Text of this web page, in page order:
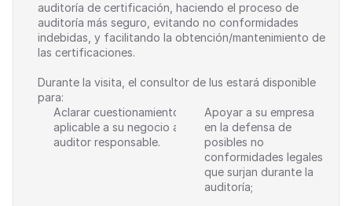
auditoría de certificación, haciendo el proceso de
auditoría más seguro, evitando no conformidades
indebidas, y facilitando la obtención/mantenimiento de
las certificaciones.
Durante la visita, el consultor de Ius estará disponible
para:
Aclarar cuestionamientos sobre la legislación
aplicable a su negocio al equipo interno o al
auditor responsable.
Apoyar a su empresa
en la defensa de
posibles no
conformidades legales
que surjan durante la
auditoría;